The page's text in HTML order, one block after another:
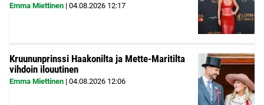
Emma Miettinen | 04.08.2026 12:17
Kruununprinssi Haakonilta ja Mette-Maritilta
vihdoin ilouutinen
Emma Miettinen | 04.08.2026 12:06